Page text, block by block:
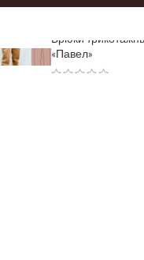
Брюки
«Павел»